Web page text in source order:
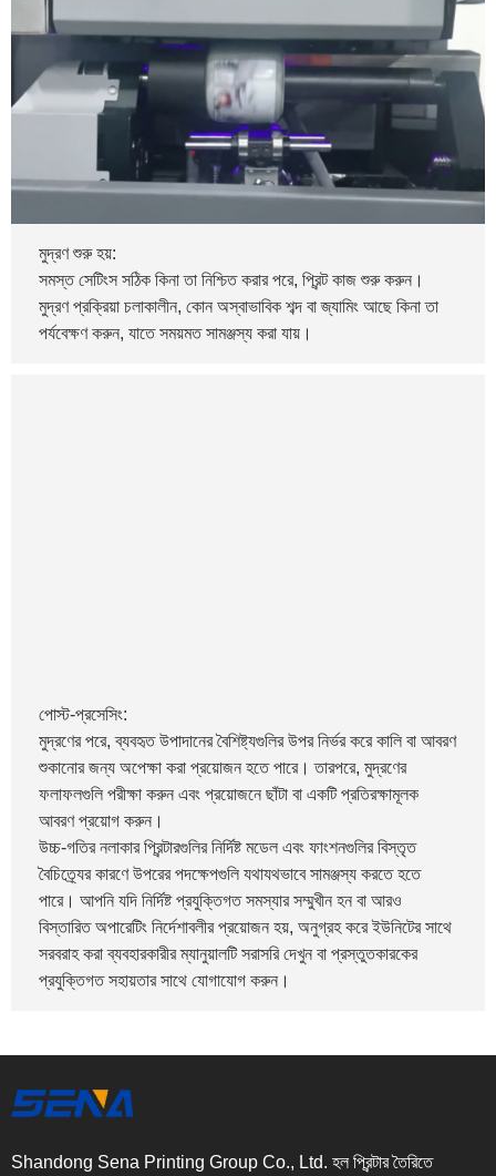
মুদ্রণ শুরু হয়:
সমস্ত সেটিংস সঠিক কিনা তা নিশ্চিত করার পরে, প্রিন্ট কাজ শুরু করুন।
মুদ্রণ প্রক্রিয়া চলাকালীন, কোন অস্বাভাবিক শব্দ বা জ্যামিং আছে কিনা তা
পর্যবেক্ষণ করুন, যাতে সময়মত সামঞ্জস্য করা যায়।
পোস্ট-প্রসেসিং:
মুদ্রণের পরে, ব্যবহৃত উপাদানের বৈশিষ্ট্যগুলির উপর নির্ভর করে কালি বা আবরণ
শুকানোর জন্য অপেক্ষা করা প্রয়োজন হতে পারে। তারপরে, মুদ্রণের
ফলাফলগুলি পরীক্ষা করুন এবং প্রয়োজনে ছাঁটা বা একটি প্রতিরক্ষামূলক
আবরণ প্রয়োগ করুন।
উচ্চ-গতির নলাকার প্রিন্টারগুলির নির্দিষ্ট মডেল এবং ফাংশনগুলির বিস্তৃত
বৈচিত্র্যের কারণে উপরের পদক্ষেপগুলি যথাযথভাবে সামঞ্জস্য করতে হতে
পারে। আপনি যদি নির্দিষ্ট প্রযুক্তিগত সমস্যার সম্মুখীন হন বা আরও
বিস্তারিত অপারেটিং নির্দেশাবলীর প্রয়োজন হয়, অনুগ্রহ করে ইউনিটের সাথে
সরবরাহ করা ব্যবহারকারীর ম্যানুয়ালটি সরাসরি দেখুন বা প্রস্তুতকারকের
প্রযুক্তিগত সহায়তার সাথে যোগাযোগ করুন।
Shandong Sena Printing Group Co., Ltd. হল প্রিন্টার তৈরিতে